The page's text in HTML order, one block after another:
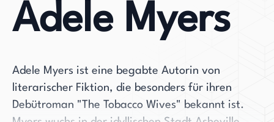
Adele Myers
Adele Myers ist eine begabte Autorin von
literarischer Fiktion, die besonders für ihren
Debütroman "The Tobacco Wives" bekannt ist.